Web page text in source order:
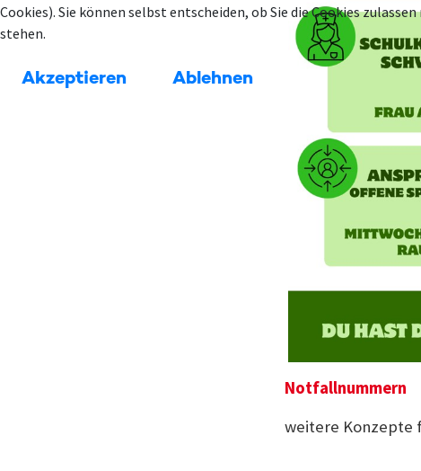
Notfallnummern
weitere Konzepte
Cookies). Sie können selbst entscheiden, ob Sie die Cookies
stehen.
Akzeptieren Ablehnen